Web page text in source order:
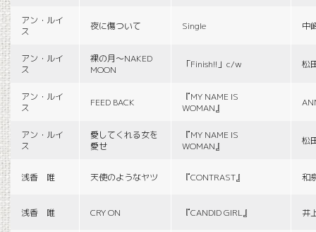
アン・ルイ
ス
夜に傷ついて Single 中
アン・ルイ
ス
裸の月〜NAKED
MOON
「Finish!!」c/w 松
アン・ルイ
ス
FEED BACK
『MY NAME IS
WOMAN』
アン・ルイ
ス
愛してくれる女を
愛せ
『MY NAME IS
WOMAN』
松
浅香 唯 天使のようなヤツ 『CONTRAST』 和
浅香 唯 CRY ON 『CANDID GIRL』 井